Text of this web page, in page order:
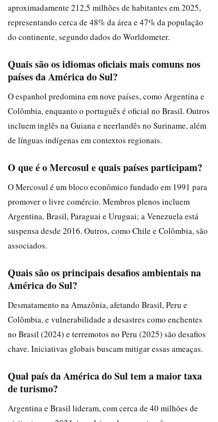
aproximadamente 212,5 milhões de habitantes em 2025,
representando cerca de 48% da área e 47% da população
do continente, segundo dados do Worldometer.
Quais são os idiomas oficiais mais comuns nos
países da América do Sul?
O espanhol predomina em nove países, como Argentina e
Colômbia, enquanto o português é oficial no Brasil. Outros
incluem inglês na Guiana e neerlandês no Suriname, além
de línguas indígenas em contextos regionais.
O que é o Mercosul e quais países participam?
O Mercosul é um bloco econômico fundado em 1991 para
promover o livre comércio. Membros plenos incluem
Argentina, Brasil, Paraguai e Uruguai; a Venezuela está
suspensa desde 2016. Outros, como Chile e Colômbia, são
associados.
Quais são os principais desafios ambientais na
América do Sul?
Desmatamento na Amazônia, afetando Brasil, Peru e
Colômbia, e vulnerabilidade a desastres como enchentes
no Brasil (2024) e terremotos no Peru (2025) são desafios
chave. Iniciativas globais buscam mitigar essas ameaças.
Qual país da América do Sul tem a maior taxa
de turismo?
Argentina e Brasil lideram, com cerca de 40 milhões de